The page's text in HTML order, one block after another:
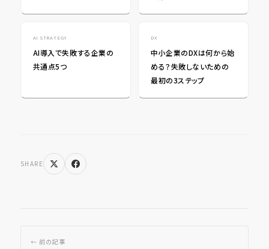
AI STRATEGY
AI導入で失敗する企業の
共通点5つ
DX
中小企業のDXは何から始
める？失敗しないための
最初の3ステップ
SHARE
← 前の記事